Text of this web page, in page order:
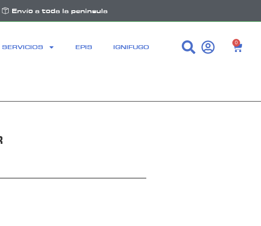
Envío a toda la peninsula
SERVICIOS EPIS IGNIFUGO
0